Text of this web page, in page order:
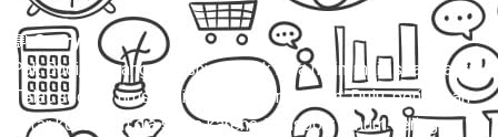
💬Story:
Pak Budi, seorang pebisnis, nggak bisa main-main soal waktu.
Telat sedikit, urusan bisnis bisa berantakan. Dulu, perjalanan
antar kota bikin dia stres karena transport umum sering